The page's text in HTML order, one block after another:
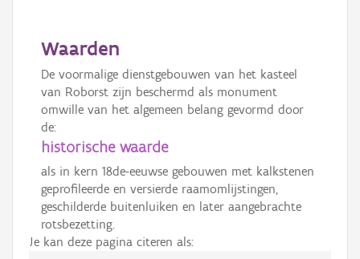
Waarden
De voormalige dienstgebouwen van het kasteel
van Roborst zijn beschermd als monument
omwille van het algemeen belang gevormd door
de:
historische waarde
als in kern 18de-eeuwse gebouwen met kalkstenen
geprofileerde en versierde raamomlijstingen,
geschilderde buitenluiken en later aangebrachte
rotsbezetting.
Je kan deze pagina citeren als: